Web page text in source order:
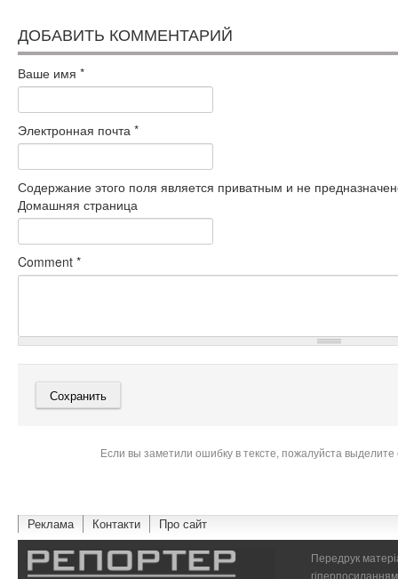
ДОБАВИТЬ КОММЕНТАРИЙ
Ваше имя *
Электронная почта *
Содержание этого поля является приватным и не
Домашняя страница
Comment *
Если вы заметили ошибку в тексте, пожалуйста
Реклама Контакти Про сайт
Передрук